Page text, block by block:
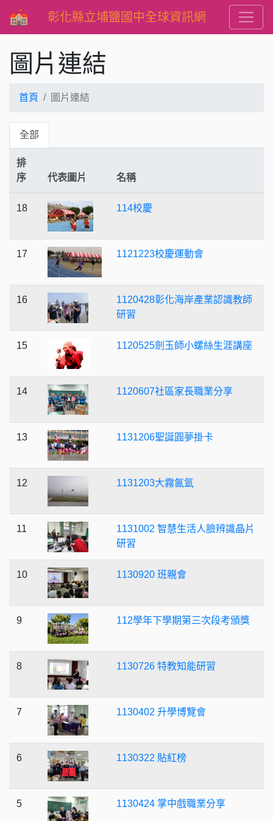
彰化縣立埔鹽國中全球資訊網
圖片連結
首頁 圖片連結
全部
排
序
代表圖片 名稱
18 114校慶
17 1121223校慶運動會
16
1120428彰化海岸產業認識教師
研習
15 1120525劍玉師小螺絲生涯講座
14 1120607社區家長職業分享
13 1131206聖誕圓夢掛卡
12 1131203大霧氤氳
11
1131002 智慧生活人臉辨識晶片
研習
10 1130920 班親會
9 112學年下學期第三次段考頒獎
8 1130726 特教知能研習
7 1130402 升學博覽會
6 1130322 貼紅榜
5 1130424 掌中戲職業分享